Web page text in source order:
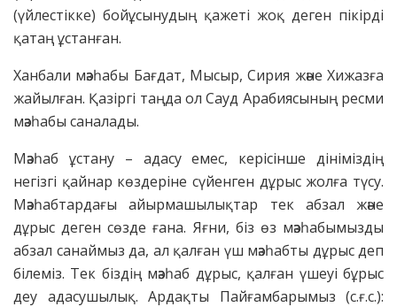
(үйлестікке) бойұсынудың қажеті жоқ деген пікірді
қатаң ұстанған.
Ханбали мәзһабы Бағдат, Мысыр, Сирия және Хижазға
жайылған. Қазіргі таңда ол Сауд Арабиясының ресми
мәзһабы саналады.
Мәзһаб ұстану – адасу емес, керісінше дініміздің
негізгі қайнар көздеріне сүйенген дұрыс жолға түсу.
Мәзһабтардағы айырмашылықтар тек абзал және
дұрыс деген сөзде ғана. Яғни, біз өз мәзһабымызды
абзал санаймыз да, ал қалған үш мәзһабты дұрыс деп
білеміз. Тек біздің мәзһаб дұрыс, қалған үшеуі бұрыс
деу адасушылық. Ардақты Пайғамбарымыз (с.ғ.с.):